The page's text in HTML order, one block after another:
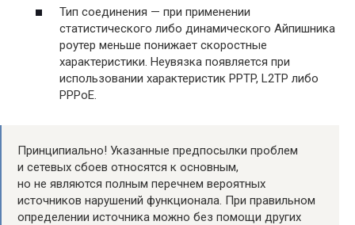
Тип соединения — при применении
статистического либо динамического Айпишника
роутер меньше понижает скоростные
характеристики. Неувязка появляется при
использовании характеристик PPTP, L2TP либо
PPPoE.
Принципиально! Указанные предпосылки проблем
и сетевых сбоев относятся к основным,
но не являются полным перечнем вероятных
источников нарушений функционала. При правильном
определении источника можно без помощи других